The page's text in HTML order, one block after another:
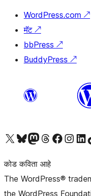
WordPress.com ↗
मॅट ↗
bbPress ↗
BuddyPress ↗
आमच्या X (एक्स) (पूर्वीचे ट्विटर) खात्याला भेट द्या आमच्या ब्लूस्की खात्याला भेट द्या.आमच्या Mastodon खात्याला भेट द्या.आमच्या थ्रेड्स खात्याला भेट द्या. आमच्या फेसबुक पेजला भेट द्या आमच्या इंस्टाग्राम खात्याला भेट द्या आमच्या लिंक्डइन खात्याला भेट द्या
कोड कविता आहे
The WordPress®
the WordPress